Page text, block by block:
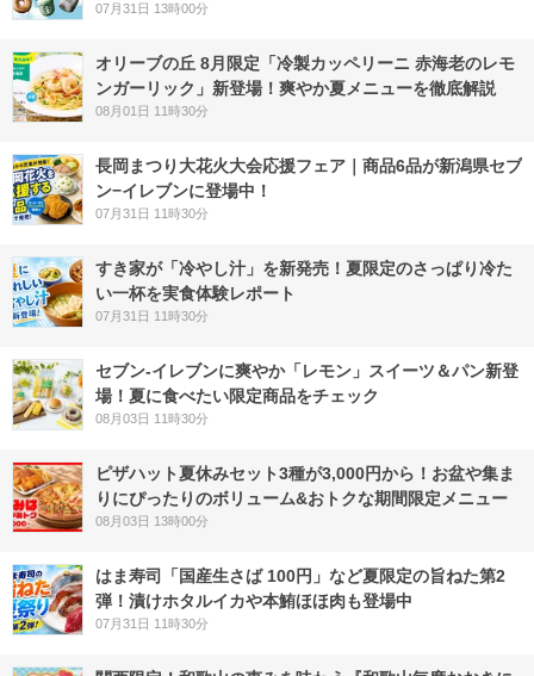
07月31日 13時00分
オリーブの丘 8月限定「冷製カッペリーニ 赤海老のレモ
ンガーリック」新登場！爽やか夏メニューを徹底解説
08月01日 11時30分
長岡まつり大花火大会応援フェア｜商品6品が新潟県セブ
ン−イレブンに登場中！
07月31日 11時30分
すき家が「冷やし汁」を新発売！夏限定のさっぱり冷た
い一杯を実食体験レポート
07月31日 11時30分
セブン‐イレブンに爽やか「レモン」スイーツ＆パン新登
場！夏に食べたい限定商品をチェック
08月03日 11時30分
ピザハット夏休みセット3種が3,000円から！お盆や集ま
りにぴったりのボリューム&おトクな期間限定メニュー
08月03日 13時00分
はま寿司「国産生さば 100円」など夏限定の旨ねた第2
弾！漬けホタルイカや本鮪ほほ肉も登場中
07月31日 11時30分